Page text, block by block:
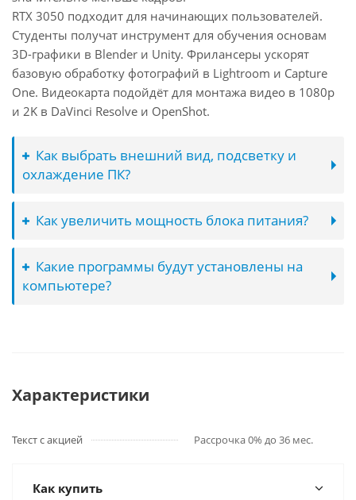
RTX 3050 подходит для начинающих пользователей.
Студенты получат инструмент для обучения основам
3D-графики в Blender и Unity. Фрилансеры ускорят
базовую обработку фотографий в Lightroom и Capture
One. Видеокарта подойдёт для монтажа видео в 1080p
и 2K в DaVinci Resolve и OpenShot.
Как выбрать внешний вид, подсветку и
охлаждение ПК?
Как увеличить мощность блока питания?
Какие программы будут установлены на
компьютере?
Характеристики
Текст с акцией Рассрочка 0% до 36 мес.
Как купить